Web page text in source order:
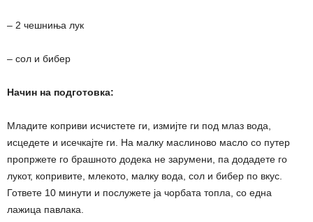
– 2 чешниња лук
– сол и бибер
Начин на подготовка:
Младите коприви исчистете ги, измијте ги под млаз вода,
исцедете и исечкајте ги. На малку маслиново масло со путер
пропржете го брашното додека не зарумени, па додадете го
лукот, копривите, млекото, малку вода, сол и бибер по вкус.
Гответе 10 минути и послужете ја чорбата топла, со една
лажица павлака.